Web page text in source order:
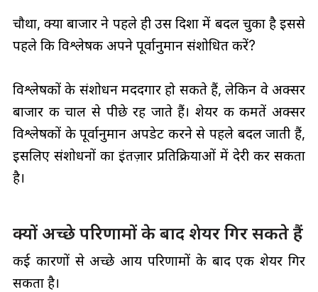
चौथा, क्या बाजार ने पहले ही उस दिशा में बदल चुका है इससे
पहले कि विश्लेषक अपने पूर्वानुमान संशोधित करें?
विश्लेषकों के संशोधन मददगार हो सकते हैं, लेकिन वे अक्सर
बाजार की चाल से पीछे रह जाते हैं। शेयर की कीमतें अक्सर
विश्लेषकों के पूर्वानुमान अपडेट करने से पहले बदल जाती हैं,
इसलिए संशोधनों का इंतज़ार प्रतिक्रियाओं में देरी कर सकता
है।
क्यों अच्छे परिणामों के बाद शेयर गिर सकते हैं
कई कारणों से अच्छे आय परिणामों के बाद एक शेयर गिर
सकता है।